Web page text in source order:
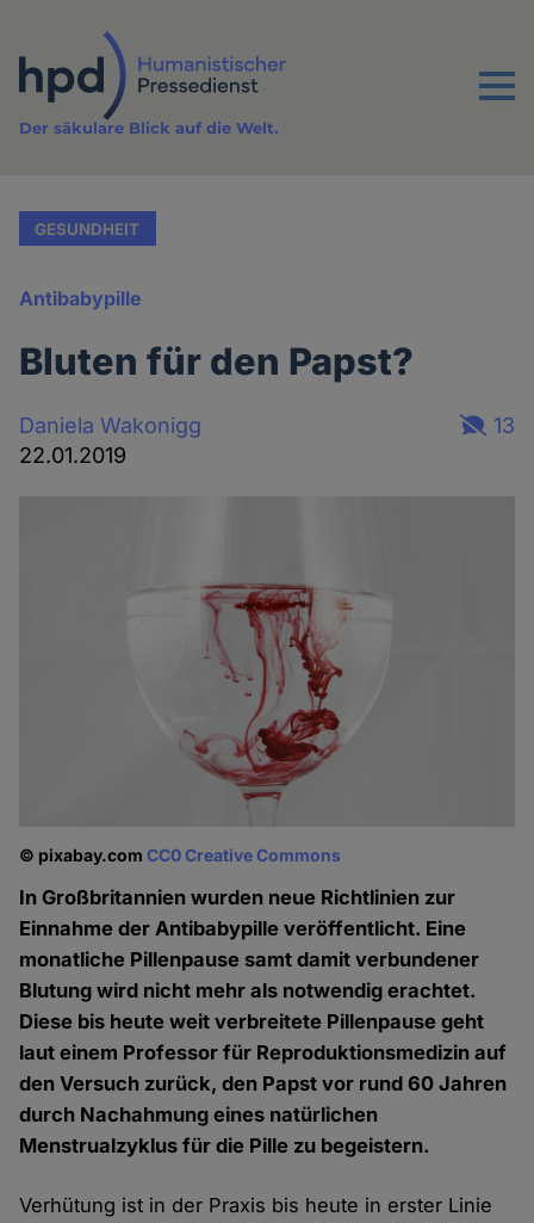
Inhalt
Menu
Der säkulare Blick auf die Welt.
GESUNDHEIT
Antibabypille
Bluten für den Papst?
Daniela Wakonigg
22.01.2019
13
© pixabay.comCC0 Creative Commons
In Großbritannien wurden neue Richtlinien zur
Einnahme der Antibabypille veröffentlicht. Eine
monatliche Pillenpause samt damit verbundener
Blutung wird nicht mehr als notwendig erachtet.
Diese bis heute weit verbreitete Pillenpause geht
laut einem Professor für Reproduktionsmedizin auf
den Versuch zurück, den Papst vor rund 60 Jahren
durch Nachahmung eines natürlichen
Menstrualzyklus für die Pille zu begeistern.
Verhütung ist in der Praxis bis heute in erster Linie